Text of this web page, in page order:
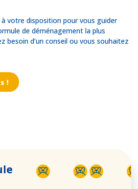
votre disposition pour vous guider
de déménagement la plus
besoin d’un conseil ou vous souhaitez
!